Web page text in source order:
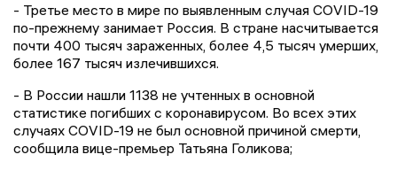
- Третье место в мире по выявленным случая COVID-19
по-прежнему занимает Россия. В стране насчитывается
почти 400 тысяч зараженных, более 4,5 тысяч умерших,
более 167 тысяч излечившихся.
- В России нашли 1138 не учтенных в основной
статистике погибших с коронавирусом. Во всех этих
случаях COVID-19 не был основной причиной смерти,
сообщила вице-премьер Татьяна Голикова;